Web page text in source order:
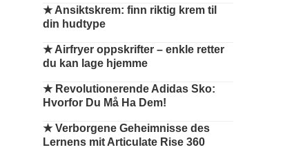
★Ansiktskrem: finn riktig krem til
din hudtype
★Airfryer oppskrifter – enkle retter
du kan lage hjemme
★ Revolutionerende Adidas Sko:
Hvorfor Du Må Ha Dem!
★Verborgene Geheimnisse des
Lernens mit Articulate Rise 360